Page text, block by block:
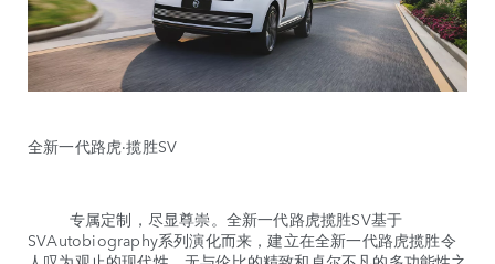
全新一代路虎·揽胜SV
专属定制，尽显尊崇。全新一代路虎揽胜SV基于
SVAutobiography系列演化而来，建立在全新一代路虎揽胜令